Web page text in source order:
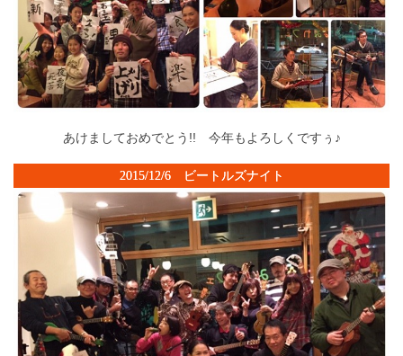
あけましておめでとう!! 今年もよろしくですぅ♪
2015/12/6 ビートルズナイト